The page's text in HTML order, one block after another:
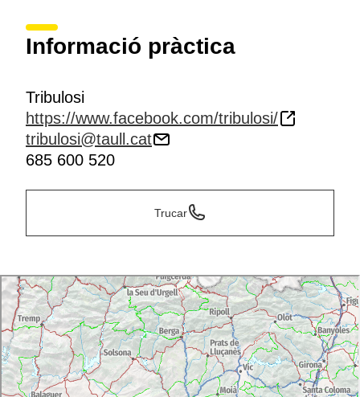
Informació pràctica
Tribulosi
https://www.facebook.com/tribulosi/
tribulosi@taull.cat
685 600 520
Trucar